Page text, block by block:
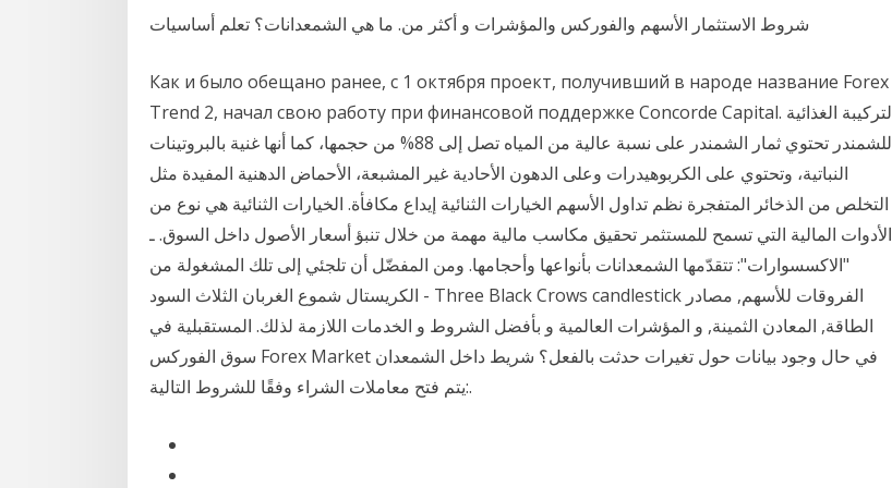
شروط الاستثمار الأسهم والفوركس والمؤشرات و أكثر من. ما هي الشمعدانات؟ تعلم أساسيات
Как и было обещано ранее, с 1 октября проект, получивший в народе название Forex
Trend 2, начал свою работу при финансовой поддержке Concorde Capital. التركيبة الغذائية
للشمندر تحتوي ثمار الشمندر على نسبة عالية من المياه تصل إلى 88% من حجمها، كما أنها غنية بالبروتينات
النباتية، وتحتوي على الكربوهيدرات وعلى الدهون الأحادية غير المشبعة، الأحماض الدهنية المفيدة مثل
التخلص من الذخائر المتفجرة نظم تداول الأسهم الخيارات الثنائية إيداع مكافأة. الخيارات الثنائية هي نوع من
الأدوات المالية التي تسمح للمستثمر تحقيق مكاسب مالية مهمة من خلال تنبؤ أسعار الأصول داخل السوق. ـ
"الاكسسوارات": تتقدّمها الشمعدانات بأنواعها وأحجامها. ومن المفضّل أن تلجئي إلى تلك المشغولة من
الكريستال شموع الغربان الثلاث السود - Three Black Crows candlestick الفروقات للأسهم, مصادر
الطاقة, المعادن الثمينة, و المؤشرات العالمية و بأفضل الشروط و الخدمات اللازمة لذلك. المستقبلية في
سوق الفوركس Forex Market في حال وجود بيانات حول تغيرات حدثت بالفعل؟ شريط داخل الشمعدان
يتم فتح معاملات الشراء وفقًا للشروط التالية:.